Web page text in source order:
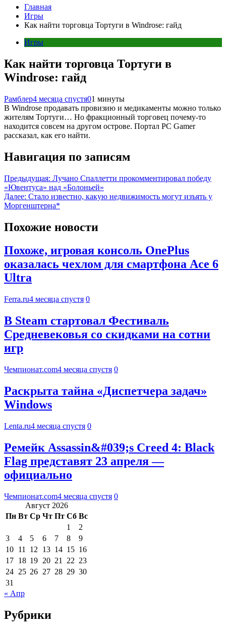
Главная
Игры
Как найти торговца Тортуги в Windrose: гайд
Игры
Как найти торговца Тортуги в
Windrose: гайд
Рамблер4 месяца спустя01 минуты
В Windrose продавать провизию и медикаменты можно только
жителям Тортуги… Но фракционный торговец почему-то
находится совсем на другом острове. Портал PC Gamer
рассказал, как его найти.
Навигация по записям
Предыдущая: Лучано Спаллетти прокомментировал победу
«Ювентуса» над «Болоньей»
Далее: Стало известно, какую недвижимость могут изъять у
Моргенштерна*
Похожие новости
Похоже, игровая консоль OnePlus
оказалась чехлом для смартфона Ace 6
Ultra
Ferra.ru4 месяца спустя 0
В Steam стартовал Фестиваль
Средневековья со скидками на сотни
игр
Чемпионат.com4 месяца спустя 0
Раскрыта тайна «Диспетчера задач»
Windows
Lenta.ru4 месяца спустя 0
Ремейк Assassin&#039;s Creed 4: Black
Flag представят 23 апреля —
официально
Чемпионат.com4 месяца спустя 0
Август 2026
Пн Вт Ср Чт Пт Сб Вс
1
2
3
4 5 6 7 8
9
10 11 12 13 14 15 16
17 18 19 20 21 22 23
24 25 26 27 28 29 30
31
« Апр
Рубрики